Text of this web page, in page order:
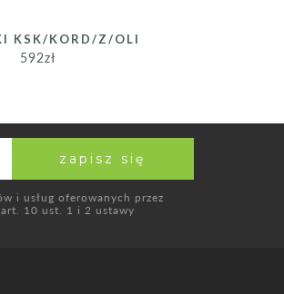
KSK/KORD/Z/OLI
592zł
i usług oferowanych przez
10 ust. 1 i 2 ustawy